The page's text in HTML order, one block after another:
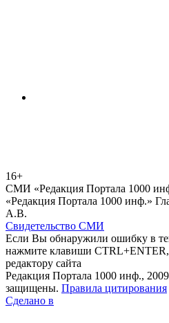
16+
СМИ «Редакция Портала 1000
«Редакция Портала 1000 инф.»
А.В.
Свидетельство СМИ
Если Вы обнаружили ошибку в
нажмите клавиши
редактору сайта
Редакция Портала 1000 инф.,
защищены. Правила цитирования
Сделано в